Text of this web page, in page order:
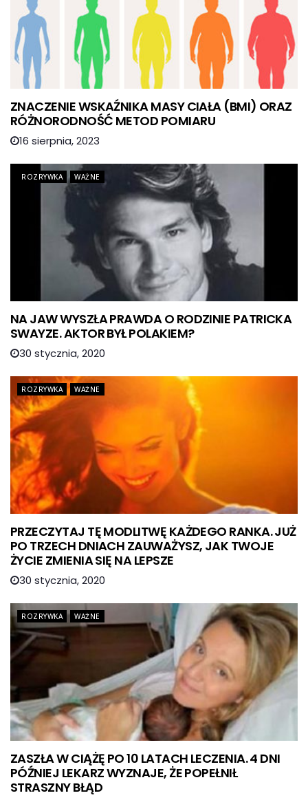
ZNACZENIE WSKAŹNIKA MASY CIAŁA (BMI) ORAZ
RÓŻNORODNOŚĆ METOD POMIARU
16 sierpnia, 2023
ROZRYWKA WAŻNE
NA JAW WYSZŁA PRAWDA O RODZINIE PATRICKA
SWAYZE. AKTOR BYŁ POLAKIEM?
30 stycznia, 2020
ROZRYWKA WAŻNE
PRZECZYTAJ TĘ MODLITWĘ KAŻDEGO RANKA. JUŻ
PO TRZECH DNIACH ZAUWAŻYSZ, JAK TWOJE
ŻYCIE ZMIENIA SIĘ NA LEPSZE
30 stycznia, 2020
ROZRYWKA WAŻNE
ZASZŁA W CIĄŻĘ PO 10 LATACH LECZENIA. 4 DNI
PÓŹNIEJ LEKARZ WYZNAJE, ŻE POPEŁNIŁ
STRASZNY BŁĄD